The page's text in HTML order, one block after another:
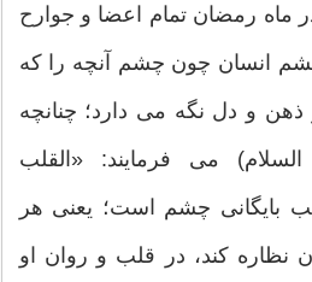
ماه رمضان تمام اعضا و جوارح
انسان چون چشم آنچه را که
ذهن و دل نگه می دارد؛ چنانچه
السلام) می فرمایند: «القلب
(1) قلب بایگانی چشم است؛ یعنی هر
نظاره کند، در قلب و روان او